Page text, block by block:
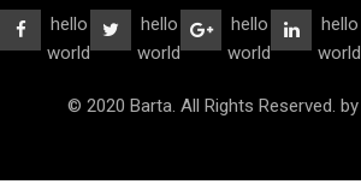
hello
world
hello
world
hello
world
hello
world
© 2020 Barta. All Rights Reserved. by